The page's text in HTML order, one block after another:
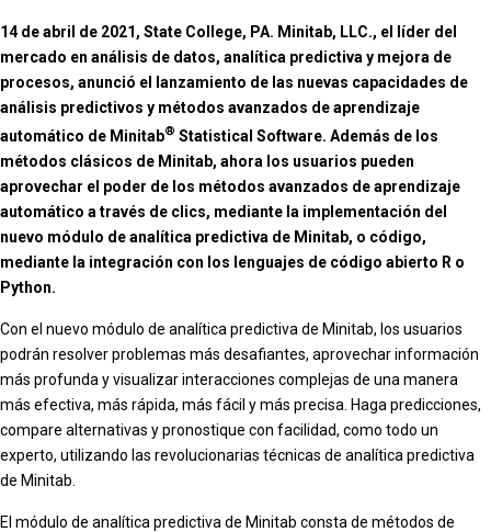
14 de abril de 2021, State College, PA. Minitab, LLC., el líder del
mercado en análisis de datos, analítica predictiva y mejora de
procesos, anunció el lanzamiento de las nuevas capacidades de
análisis predictivos y métodos avanzados de aprendizaje
automático de Minitab® Statistical Software. Además de los
métodos clásicos de Minitab, ahora los usuarios pueden
aprovechar el poder de los métodos avanzados de aprendizaje
automático a través de clics, mediante la implementación del
nuevo módulo de analítica predictiva de Minitab, o código,
mediante la integración con los lenguajes de código abierto R o
Python.
Con el nuevo módulo de analítica predictiva de Minitab, los usuarios
podrán resolver problemas más desafiantes, aprovechar información
más profunda y visualizar interacciones complejas de una manera
más efectiva, más rápida, más fácil y más precisa. Haga predicciones,
compare alternativas y pronostique con facilidad, como todo un
experto, utilizando las revolucionarias técnicas de analítica predictiva
de Minitab.
El módulo de analítica predictiva de Minitab consta de métodos de